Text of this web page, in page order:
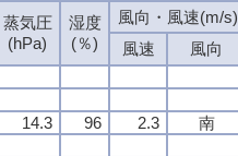
蒸気圧
(hPa)
湿度
(％)
風向・風速(m/s)
風速 風向
14.3 96 2.3 南